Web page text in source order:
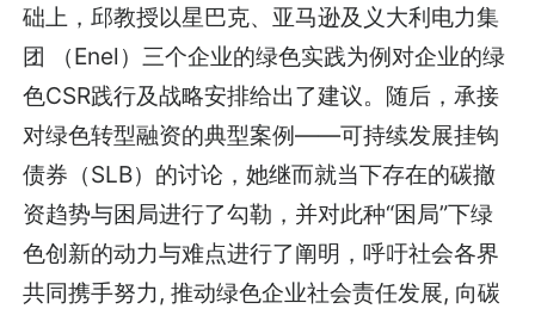
础上，邱教授以星巴克、亚马逊及义大利电力集
团 （Enel）三个企业的绿色实践为例对企业的绿
色CSR践行及战略安排给出了建议。随后，承接
对绿色转型融资的典型案例——可持续发展挂钩
债券（SLB）的讨论，她继而就当下存在的碳撤
资趋势与困局进行了勾勒，并对此种“困局”下绿
色创新的动力与难点进行了阐明，呼吁社会各界
共同携手努力, 推动绿色企业社会责任发展, 向碳